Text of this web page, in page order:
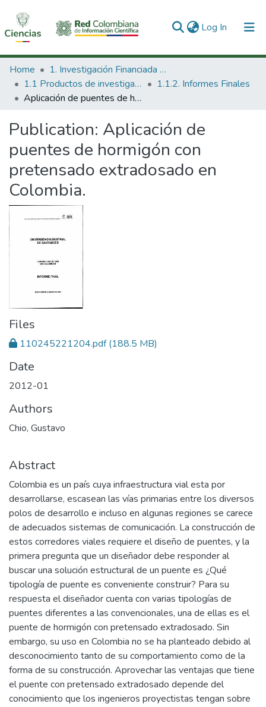
Log In (current)
Communities & Collections
All of DSpace
Home
1. Investigación Financiada con Recursos Públicos
1.1 Productos de investigación
1.1.2. Informes Finales
Aplicación de puentes de hormigón con pretensado extradosado en Colombia.
Publication: Aplicación de
puentes de hormigón con
pretensado extradosado en
Colombia.
Files
110245221204.pdf(188.5 MB)
Date
2012-01
Authors
Chio, Gustavo
Abstract
Colombia es un país cuya infraestructura vial esta por
desarrollarse, escasean las vías primarias entre los diversos
polos de desarrollo e incluso en algunas regiones se carece
de adecuados sistemas de comunicación. La construcción de
estos corredores viales requiere el diseño de puentes, y la
primera pregunta que un diseñador debe responder al
buscar una solución estructural de un puente es ¿Qué
tipología de puente es conveniente construir? Para su
respuesta el diseñador cuenta con varias tipologías de
puentes diferentes a las convencionales, una de ellas es el
puente de hormigón con pretensado extradosado. Sin
embargo, su uso en Colombia no se ha planteado debido al
desconocimiento tanto de su comportamiento como de la
forma de su construcción. Aprovechar las ventajas que tiene
el puente con pretensado extradosado depende del
conocimiento que los ingenieros proyectistas tengan sobre